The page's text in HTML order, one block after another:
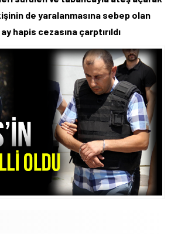
de yaralanmasına sebep olan
hapis cezasına çarptırıldı